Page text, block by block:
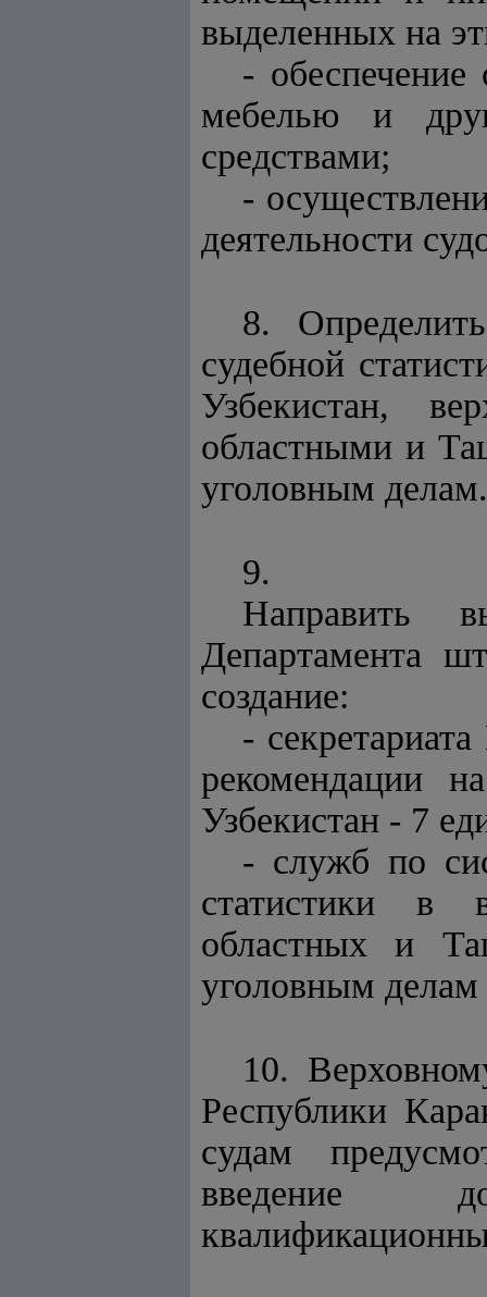
выделенных на
- обеспечение
мебелью и
средствами;
-
деятельности
8.
судебной
Узбекистан,
областными и
уголовным делам.
9.
Направить
Департамента
создание:
-
рекомендации
Узбекистан - 7
- служб по
статистики в
областных и
уголовным
10.
Республики
судам
введение